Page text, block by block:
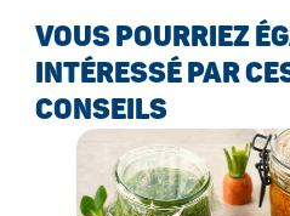
VOUS POURRIEZ
INTÉRESSÉ PAR
CONSEILS